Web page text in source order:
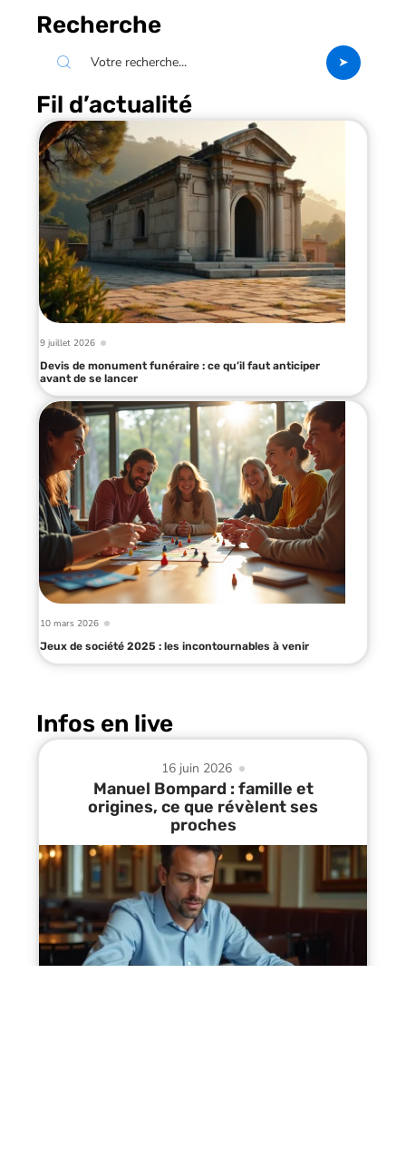
Recherche
Fil d’actualité
9 juillet 2026
Devis de monument funéraire : ce qu’il faut anticiper
avant de se lancer
10 mars 2026
Jeux de société 2025 : les incontournables à venir
Infos en live
16 juin 2026
Manuel Bompard : famille et
origines, ce que révèlent ses
proches